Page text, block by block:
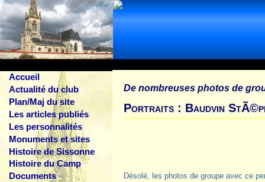
Accueil
Actualité du club
Plan/Maj du site
Les articles publiés
Les personnalités
Monuments et sites
Histoire de Sissonne
Histoire du Camp
Documents
De nombreuses photos de
Portraits : Baudvin
Désolé, les photos de groupe avec ce